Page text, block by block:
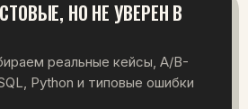
НО НЕ УВЕРЕН В
реальные кейсы, A/B-
Python и типовые ошибки